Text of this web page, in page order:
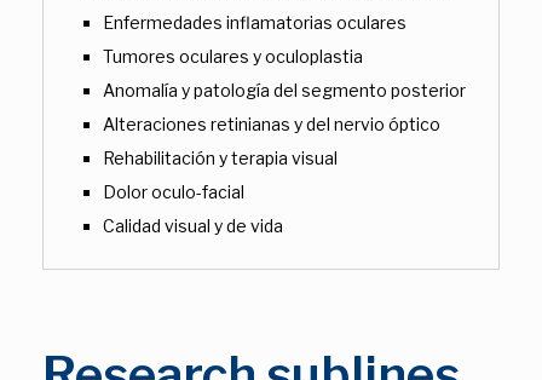
Enfermedades inflamatorias oculares
Tumores oculares y oculoplastia
Anomalía y patología del segmento posterior
Alteraciones retinianas y del nervio óptico
Rehabilitación y terapia visual
Dolor oculo-facial
Calidad visual y de vida